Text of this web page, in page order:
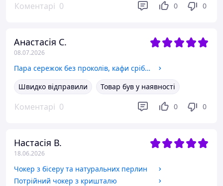
Коментарі 0 0 0
Анастасія С.
08.07.2026
Пара сережок без проколів, кафи срібного кольору
Швидко відправили
Товар був у наявності
Коментарі 0 0 0
Настасія В.
18.06.2026
Чокер з бісеру та натуральних перлин
Потрійний чокер з кришталю